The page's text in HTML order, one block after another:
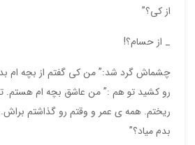
از کی؟”
_ از حسام؟!
چشماش گرد شد:” من کی گفتم از بچه ام
رو کشید تو هم :” من عاشق بچه ام هستم.
ریختم. همه ی عمر و وقتم رو گذاشتم
بدم میاد؟”